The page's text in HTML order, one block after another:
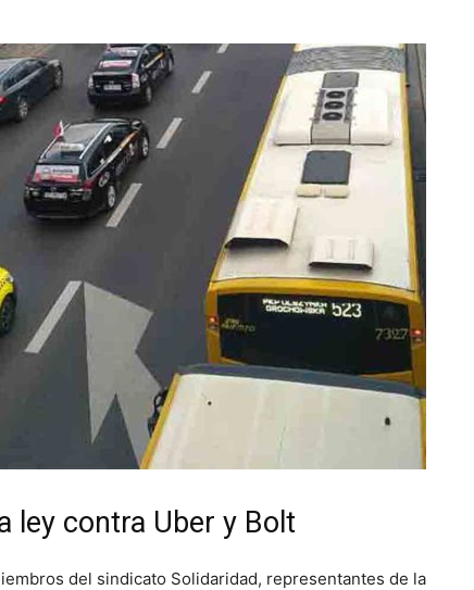
ley contra Uber y Bolt
del sindicato Solidaridad, representantes de la